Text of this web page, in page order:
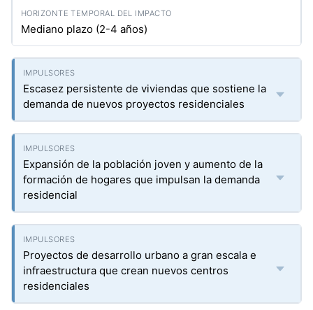
Mediano plazo (2-4 años)
Escasez persistente de viviendas que sostiene la
demanda de nuevos proyectos residenciales
Expansión de la población joven y aumento de la
formación de hogares que impulsan la demanda
residencial
Proyectos de desarrollo urbano a gran escala e
infraestructura que crean nuevos centros
residenciales